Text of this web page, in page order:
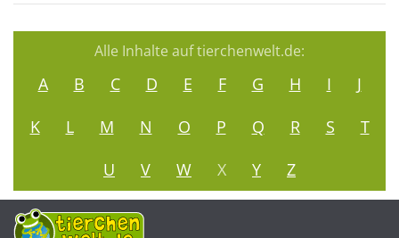
Alle Inhalte auf tierchenwelt.de:
A B C D E F G H I
J
K
L M N O P Q R S
T
U
V W X Y Z